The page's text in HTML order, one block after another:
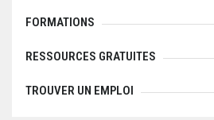
d
’
FORMATIONS
RESSOURCES GRATUITES
TROUVER UN EMPLOI